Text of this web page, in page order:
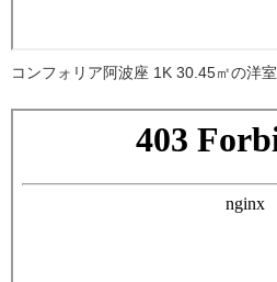
コンフォリア阿波座 1K 30.45㎡の洋室